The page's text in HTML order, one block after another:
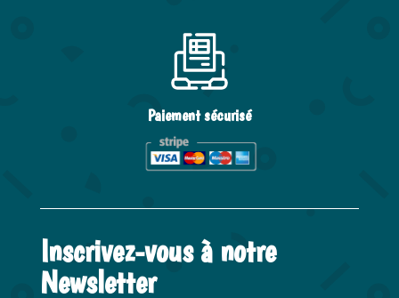
Paiement sécurisé
Inscrivez-vous à notre
Newsletter